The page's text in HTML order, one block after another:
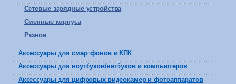
Сетевые зарядные устройства
Сменные корпуса
Разное
Аксессуары для смартфонов и КПК
Аксессуары для ноутбуков/нетбуков и компьютеров
Аксессуары для цифровых видеокамер и фотоаппаратов